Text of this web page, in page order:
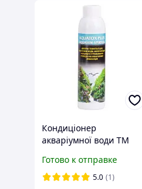
Кондиціонер
акваріумної води TM
АQUATOX PLUS 0.15л.
Готово к отправке
5.0 (1)